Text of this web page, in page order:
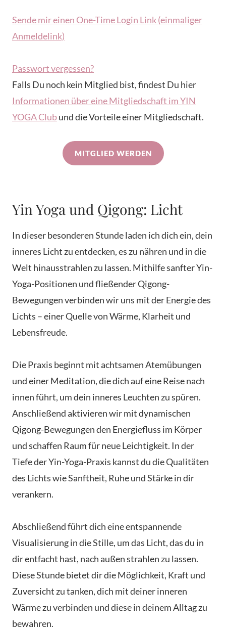
Sende mir einen One-Time Login Link (einmaliger
Anmeldelink)
Passwort vergessen?
Falls Du noch kein Mitglied bist, findest Du hier
Informationen über eine Mitgliedschaft im YIN
YOGA Clubund die Vorteile einer Mitgliedschaft.
MITGLIED WERDEN
Yin Yoga und Qigong: Licht
In dieser besonderen Stunde laden ich dich ein, dein
inneres Licht zu entdecken, es zu nähren und in die
Welt hinausstrahlen zu lassen. Mithilfe sanfter Yin-
Yoga-Positionen und fließender Qigong-
Bewegungen verbinden wir uns mit der Energie des
Lichts – einer Quelle von Wärme, Klarheit und
Lebensfreude.
Die Praxis beginnt mit achtsamen Atemübungen
und einer Meditation, die dich auf eine Reise nach
innen führt, um dein inneres Leuchten zu spüren.
Anschließend aktivieren wir mit dynamischen
Qigong-Bewegungen den Energiefluss im Körper
und schaffen Raum für neue Leichtigkeit. In der
Tiefe der Yin-Yoga-Praxis kannst du die Qualitäten
des Lichts wie Sanftheit, Ruhe und Stärke in dir
verankern.
Abschließend führt dich eine entspannende
Visualisierung in die Stille, um das Licht, das du in
dir entfacht hast, nach außen strahlen zu lassen.
Diese Stunde bietet dir die Möglichkeit, Kraft und
Zuversicht zu tanken, dich mit deiner inneren
Wärme zu verbinden und diese in deinem Alltag zu
bewahren.